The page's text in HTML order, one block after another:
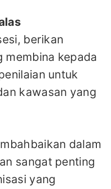
berikan
membina kepada
untuk
kawasan yang
dalam
sangat penting
yang